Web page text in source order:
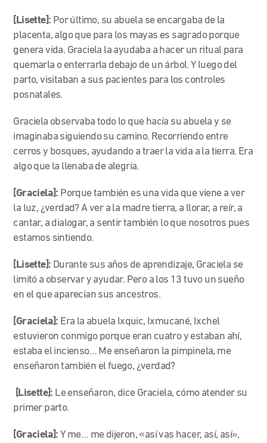
[Lisette]: Por último, su abuela se encargaba de la
placenta, algo que para los mayas es sagrado porque
genera vida. Graciela la ayudaba a hacer un ritual para
quemarla o enterrarla debajo de un árbol. Y luego del
parto, visitaban a sus pacientes para los controles
posnatales.
Graciela observaba todo lo que hacía su abuela y se
imaginaba siguiendo su camino. Recorriendo entre
cerros y bosques, ayudando a traer la vida a la tierra. Era
algo que la llenaba de alegría.
[Graciela]: Porque también es una vida que viene a ver
la luz, ¿verdad? A ver a la madre tierra, a llorar, a reír, a
cantar, a dialogar, a sentir también lo que nosotros pues
estamos sintiendo.
[Lisette]: Durante sus años de aprendizaje, Graciela se
limitó a observar y ayudar. Pero a los 13 tuvo un sueño
en el que aparecían sus ancestros.
[Graciela]: Era la abuela Ixquic, Ixmucané, Ixchel
estuvieron conmigo porque eran cuatro y estaban ahí,
estaba el incienso… Me enseñaron la pimpinela, me
enseñaron también el fuego, ¿verdad?
[Lisette]: Le enseñaron, dice Graciela, cómo atender su
primer parto.
[Graciela]: Y me… me dijeron, «así vas hacer, así, así»,